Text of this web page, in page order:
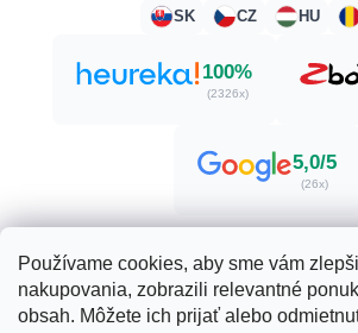
Používame cookies, aby sme vám
nakupovania, zobrazili relevantné
obsah. Môžete ich prijať alebo
SK CZ HU
100%
(2326x)
5,0/5
(26x)
Vytvoril Shoptet